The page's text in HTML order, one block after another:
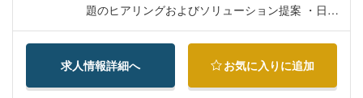
題のヒアリングおよびソリューション提案 ・日本
本社および現地チームとの連携 などをご担当いた
ろん歓迎ですが 今回の採用では業界経験以上に、
自ら顧客との接点を創出し 新規開拓に取り組んで
求人情報詳細へ お気に入りに追加